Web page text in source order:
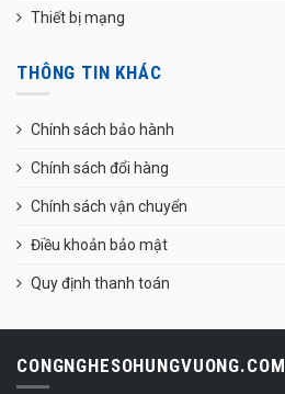
Thiết bị mạng
THÔNG TIN KHÁC
Chính sách bảo hành
Chính sách đổi hàng
Chính sách vận chuyển
Điều khoản bảo mật
Quy định thanh toán
CONGNGHESOHUNGVUONG.COM